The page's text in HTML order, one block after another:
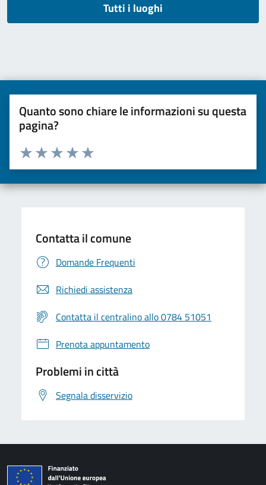
Tutti i luoghi
Quanto sono chiare le informazioni su questa
pagina?
Valuta da 1 a 5 stelle la pagina
Valuta 5 stelle su 5
Valuta 4 stelle su 5
Valuta 3 stelle su 5
Valuta 2 stelle su 5
Valuta una stella su 5
Contatta il comune
Domande Frequenti
Richiedi assistenza
Contatta il centralino allo 0784 51051
Prenota appuntamento
Problemi in città
Segnala disservizio